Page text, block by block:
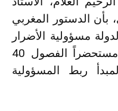
الدستور المغربي
مسؤولية الأضرار
الناتجة عن إهمال مصالحها، مستحضراً الفصول 40
لمبدأ ربط المسؤولية